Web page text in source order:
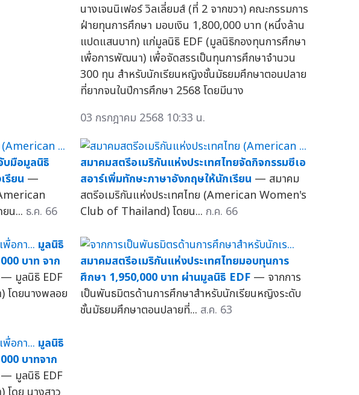
นางเจนนิเฟอร์ วิลเลี่ยมส์ (ที่ 2 จากขวา) คณะกรรมการ
ฝ่ายทุนการศึกษา มอบเงิน 1,800,000 บาท (หนึ่งล้าน
แปดแสนบาท) แก่มูลนิธิ EDF (มูลนิธิกองทุนการศึกษา
เพื่อการพัฒนา) เพื่อจัดสรรเป็นทุนการศึกษาจำนวน
300 ทุน สำหรับนักเรียนหญิงชั้นมัธยมศึกษาตอนปลาย
ที่ยากจนในปีการศึกษา 2568 โดยมีนาง
03 กรกฎาคม 2568 10:33 น.
บมือมูลนิธิ
รียน —
น... ธ.ค. 66
สมาคมสตรีอเมริกันแห่งประเทศไทยจัดกิจกรรมซีเอ
สอาร์เพิ่มทักษะภาษาอังกฤษให้นักเรียน — สมาคม
สตรีอเมริกันแห่งประเทศไทย (American Women's
Club of Thailand) โดยน... ก.ค. 66
มูลนิธิ
บาท จาก
— มูลนิธิ EDF
โดยนางพลอย
สมาคมสตรีอเมริกันแห่งประเทศไทยมอบทุนการ
ศึกษา 1,950,000 บาท ผ่านมูลนิธิ EDF — จากการ
เป็นพันธมิตรด้านการศึกษาสำหรับนักเรียนหญิงระดับ
ชั้นมัธยมศึกษาตอนปลายที่... ส.ค. 63
มูลนิธิ
บาทจาก
— มูลนิธิ EDF